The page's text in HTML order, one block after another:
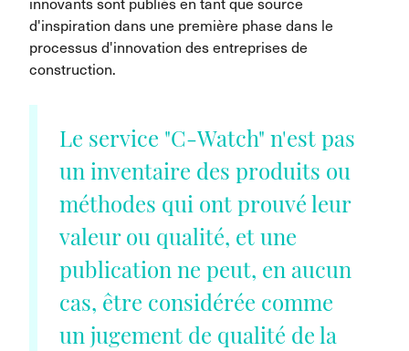
d'inspiration dans une première phase dans le
processus d'innovation des entreprises de
construction.
Le service "C-Watch" n'est pas
un inventaire des produits ou
méthodes qui ont prouvé leur
valeur ou qualité, et une
publication ne peut, en aucun
cas, être considérée comme
un jugement de qualité de la